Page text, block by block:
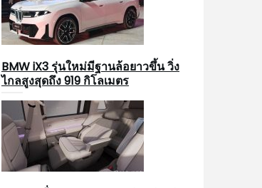
BMW iX3 รุ่นใหม่มีฐานล้อยาวขึ้น วิ่ง
ไกลสูงสุดถึง 919 กิโลเมตร